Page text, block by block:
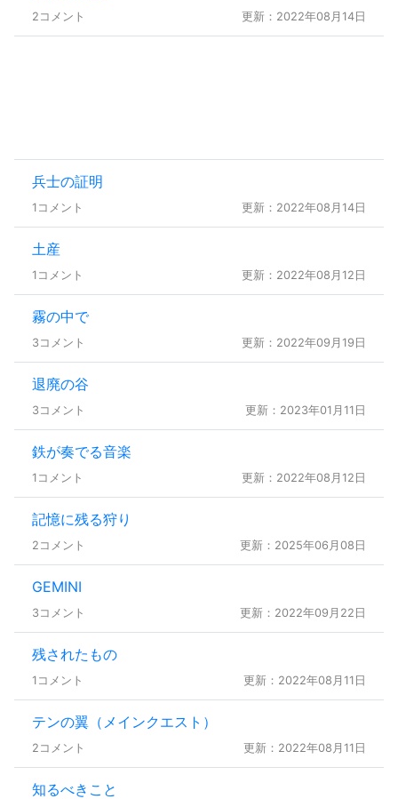
2コメント 更新：2022年08月14日
兵士の証明
1コメント 更新：2022年08月14日
土産
1コメント 更新：2022年08月12日
霧の中で
3コメント 更新：2022年09月19日
退廃の谷
3コメント 更新：2023年01月11日
鉄が奏でる音楽
1コメント 更新：2022年08月12日
記憶に残る狩り
2コメント 更新：2025年06月08日
GEMINI
3コメント 更新：2022年09月22日
残されたもの
1コメント 更新：2022年08月11日
テンの翼（メインクエスト）
2コメント 更新：2022年08月11日
知るべきこと